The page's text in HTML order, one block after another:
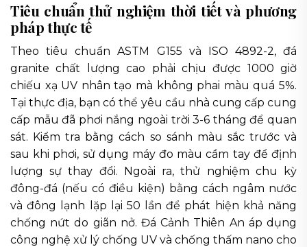
Tiêu chuẩn thử nghiệm thời tiết và phương
pháp thực tế
Theo tiêu chuẩn ASTM G155 và ISO 4892-2, đá
granite chất lượng cao phải chịu được 1000 giờ
chiếu xạ UV nhân tạo mà không phai màu quá 5%.
Tại thực địa, bạn có thể yêu cầu nhà cung cấp cung
cấp mẫu đã phơi nắng ngoài trời 3-6 tháng để quan
sát. Kiểm tra bằng cách so sánh màu sắc trước và
sau khi phơi, sử dụng máy đo màu cầm tay để định
lượng sự thay đổi. Ngoài ra, thử nghiệm chu kỳ
đông-đá (nếu có điều kiện) bằng cách ngâm nước
và đông lạnh lặp lại 50 lần để phát hiện khả năng
chống nứt do giãn nở. Đá Cảnh Thiên An áp dụng
công nghệ xử lý chống UV và chống thấm nano cho